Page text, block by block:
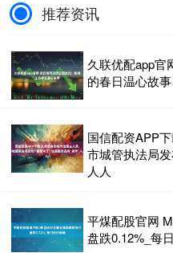
推荐资讯
久联优配app官
的春日温心故事
国信配资APP
市城管执法局发
人人
平煤配股官网
盘跌0.12%_每